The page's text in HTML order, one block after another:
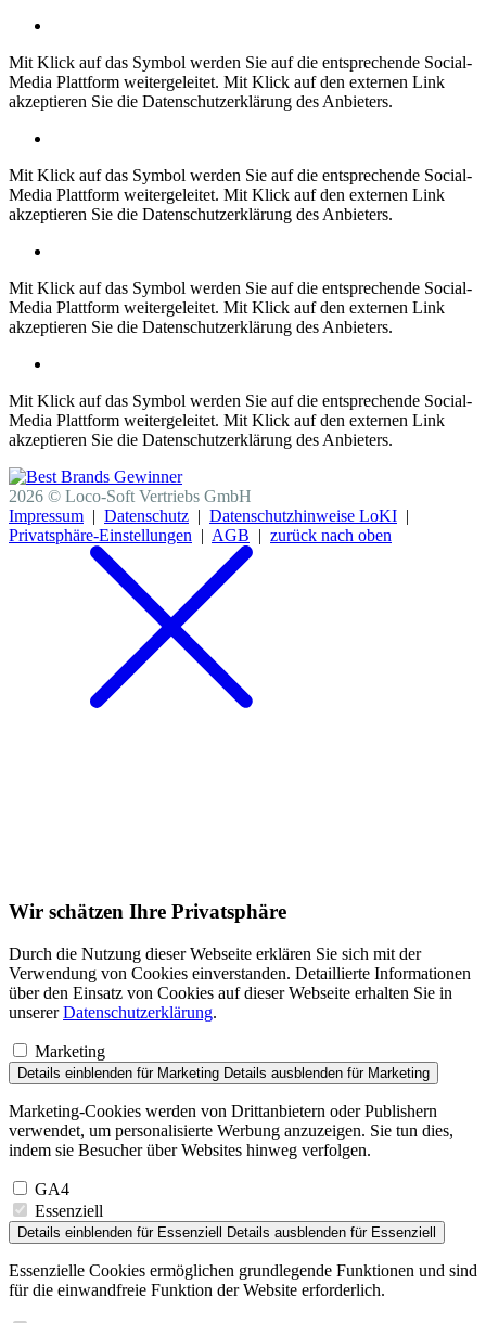
Mit Klick auf das Symbol werden Sie auf die entsprechende Social-
Media Plattform weitergeleitet. Mit Klick auf den externen Link
akzeptieren Sie die Datenschutzerklärung des Anbieters.
Mit Klick auf das Symbol werden Sie auf die entsprechende Social-
Media Plattform weitergeleitet. Mit Klick auf den externen Link
akzeptieren Sie die Datenschutzerklärung des Anbieters.
Mit Klick auf das Symbol werden Sie auf die entsprechende Social-
Media Plattform weitergeleitet. Mit Klick auf den externen Link
akzeptieren Sie die Datenschutzerklärung des Anbieters.
Mit Klick auf das Symbol werden Sie auf die entsprechende Social-
Media Plattform weitergeleitet. Mit Klick auf den externen Link
akzeptieren Sie die Datenschutzerklärung des Anbieters.
2026 © Loco-Soft Vertriebs GmbH
Impressum | Datenschutz | Datenschutzhinweise LoKI |
Privatsphäre-Einstellungen | AGB | zurück nach oben
Wir schätzen Ihre Privatsphäre
Durch die Nutzung dieser Webseite erklären Sie sich mit der
Verwendung von Cookies einverstanden. Detaillierte Informationen
über den Einsatz von Cookies auf dieser Webseite erhalten Sie in
unsererDatenschutzerklärung.
Marketing
Details einblenden für Marketing Details ausblenden für Marketing
Marketing-Cookies werden von Drittanbietern oder Publishern
verwendet, um personalisierte Werbung anzuzeigen. Sie tun dies,
indem sie Besucher über Websites hinweg verfolgen.
GA4
Essenziell
Details einblenden für Essenziell Details ausblenden für Essenziell
Essenzielle Cookies ermöglichen grundlegende Funktionen und sind
für die einwandfreie Funktion der Website erforderlich.